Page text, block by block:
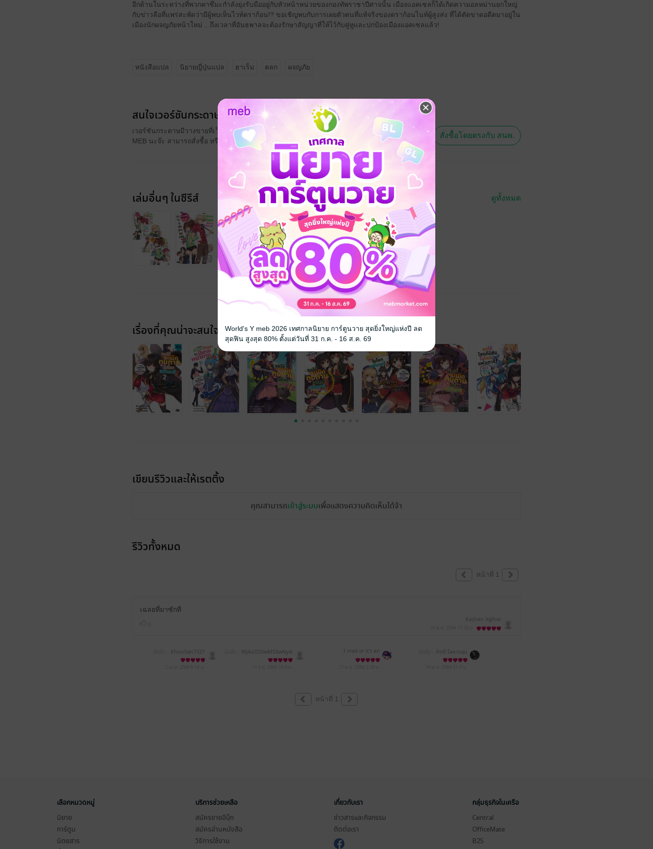
อีกด้านในระหว่างที่พวกคาซึมะกำลังยุ่งรับมืออยู่กับหัวหน้าหน่วยของกองทัพราชาปีศาจนั้น เมืองแอคเซลก็ได้เกิดความอลหม่านยกใหญ่
กับข่าวลือที่แพร่สะพัดว่ามีผู้พบเห็นไวท์ดราก้อน!? ขอเชิญพบกับการเผยตัวตนที่แท้จริงของดราก้อนไนท์ผู้สูงส่ง ที่ได้ตัดขาดอดีตมาอยู่ใน
เมืองนักผจญภัยหน้าใหม่ ...ถึงเวลาที่อันธพาลจะต้องรักษาสัญญาที่ให้ไว้กับคู่หูและปกป้องเมืองแอคเซลแล้ว!
หนังสือแปล นิยายญี่ปุ่นแปล ฮาเร็ม ตลก ผจญภัย
สนใจเวอร์ชันกระดาษ เชิญทางนี้!
เวอร์ชันกระดาษมีวางขายที่เว็บไซต์สำนักพิมพ์ จะไม่มีขายโดย
MEB นะจ๊ะ สามารถสั่งซื้อ หรือติดต่อคนขายโดยตรงเลยจ้ะ
สั่งซื้อโดยตรงกับ สนพ.
เล่มอื่นๆ ในซีรีส์ ดูทั้งหมด
เรื่องที่คุณน่าจะสนใจ
เขียนรีวิวและให้เรตติ้ง
คุณสามารถเข้าสู่ระบบเพื่อแสดงความคิดเห็นได้จ้า
รีวิวทั้งหมด
หน้าที่ 1
เฉลยที่มาซักที
Kachen Xglhor
KhunSan7321
MjAxOS0wMS0wNyA
yMDozMjoyNg==
I mad or it's an กิตติ โลหารชุน
หน้าที่ 1
เลือกหมวดหมู่
นิยาย
การ์ตูน
นิตยสาร
บริการช่วยเหลือ
สมัครขายอีบุ๊ก
สมัครอ่านหนังสือ
วิธีการใช้งาน
เกี่ยวกับเรา
ข่าวสารและกิจกรรม
ติดต่อเรา
กลุ่มธุรกิจในเครือ
Central
OfficeMate
B2S
World's Y meb 2026 เทศกาลนิยาย การ์ตูนวาย สุดยิ่งใหญ่แห่งปี ลด
สุดฟิน สูงสุด 80% ตั้งแต่วันที่ 31 ก.ค. - 16 ส.ค. 69